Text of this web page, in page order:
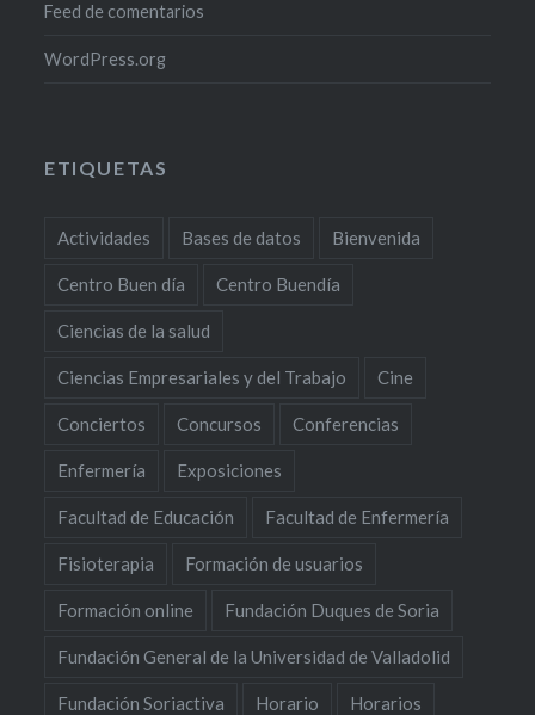
Feed de comentarios
WordPress.org
ETIQUETAS
Actividades Bases de datos Bienvenida
Centro Buen día Centro Buendía
Ciencias de la salud
Ciencias Empresariales y del Trabajo Cine
Conciertos Concursos Conferencias
Enfermería Exposiciones
Facultad de Educación Facultad de Enfermería
Fisioterapia Formación de usuarios
Formación online Fundación Duques de Soria
Fundación General de la Universidad de Valladolid
Fundación Soriactiva Horario Horarios